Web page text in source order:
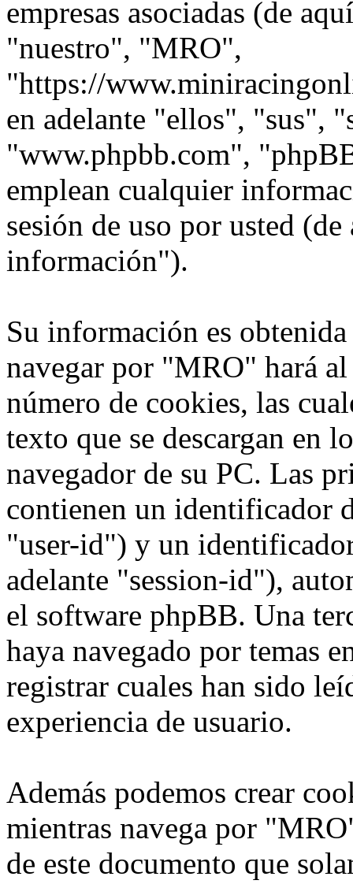
empresas asociadas (de
"nuestro", "MRO",
"https://
en adelante "ellos", "sus",
"www.phpbb.com",
emplean cualquier
sesión de uso por usted
información").
Su información es
navegar por "MRO" hará
número de cookies, las
texto que se descargan en
navegador de su PC. Las
contienen un identificador
"user-id") y un
adelante "session-id"),
el software phpBB. Una
haya navegado por temas
registrar cuales han sido
experiencia de usuario.
Además podemos crear
mientras navega por
de este documento que